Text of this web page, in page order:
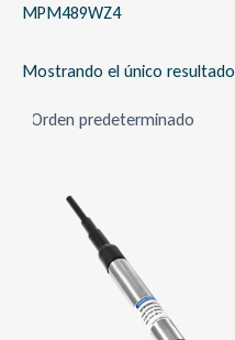
MPM489WZ4
Mostrando el único resultado